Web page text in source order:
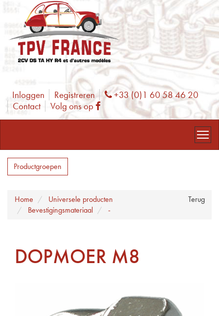
Inloggen Registreren Phone
+33 (0)1 60 58 46 20
Contact
Volg ons op Facebook
Productgroepen
Terug
Home
Universele producten
Bevestigingsmateriaal
-
DOPMOER M8